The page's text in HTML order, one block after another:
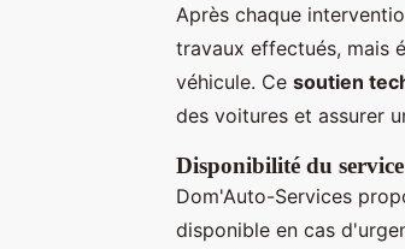
Après chaque
travaux effectués, mais
véhicule. Ce soutien
des voitures et assurer
Disponibilité du
Dom'Auto-Services
disponible en cas